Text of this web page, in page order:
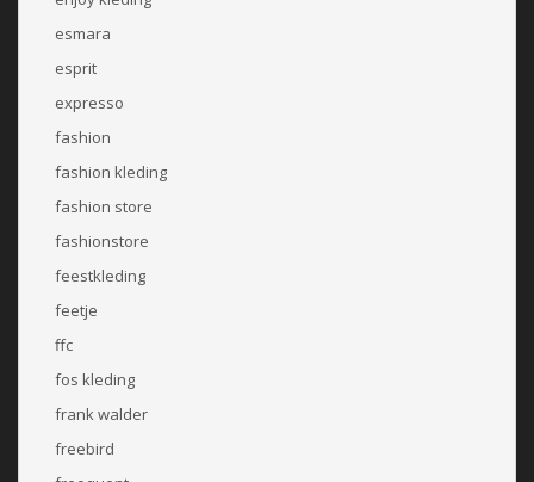
esmara
esprit
expresso
fashion
fashion kleding
fashion store
fashionstore
feestkleding
feetje
ffc
fos kleding
frank walder
freebird